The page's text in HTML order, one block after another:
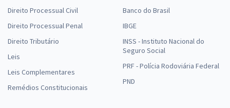
Direito Processual Civil
Direito Processual Penal
Direito Tributário
Leis
Leis Complementares
Remédios Constitucionais
Banco do Brasil
IBGE
INSS - Instituto Nacional do
Seguro Social
PRF - Polícia Rodoviária Federal
PND